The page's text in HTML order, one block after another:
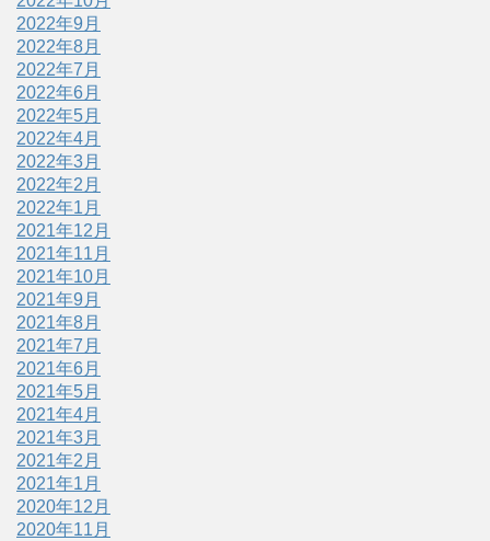
2022年9月
2022年8月
2022年7月
2022年6月
2022年5月
2022年4月
2022年3月
2022年2月
2022年1月
2021年12月
2021年11月
2021年10月
2021年9月
2021年8月
2021年7月
2021年6月
2021年5月
2021年4月
2021年3月
2021年2月
2021年1月
2020年12月
2020年11月